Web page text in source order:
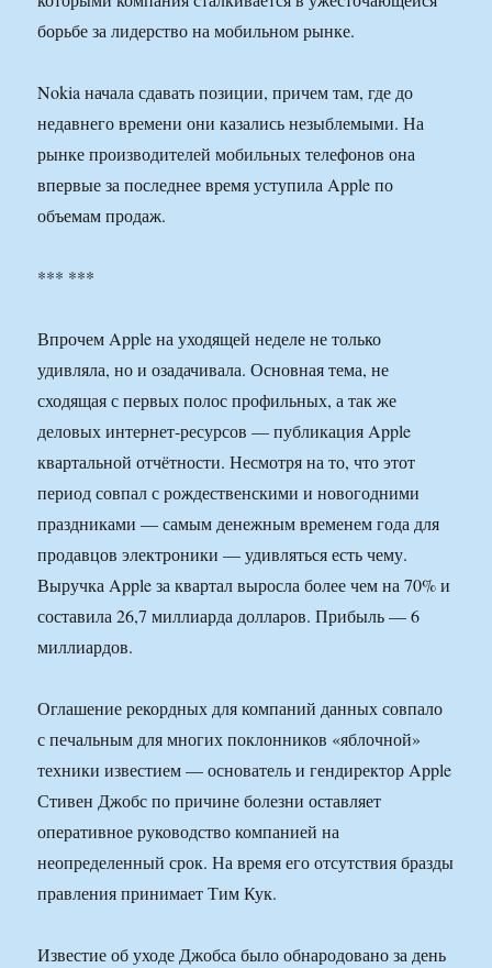
борьбе за лидерство на мобильном рынке.
Nokia начала сдавать позиции, причем там, где до
недавнего времени они казались незыблемыми. На
рынке производителей мобильных телефонов она
впервые за последнее время уступила Apple по
объемам продаж.
*** ***
Впрочем Apple на уходящей неделе не только
удивляла, но и озадачивала. Основная тема, не
сходящая с первых полос профильных, а так же
деловых интернет-ресурсов — публикация Apple
квартальной отчётности. Несмотря на то, что этот
период совпал с рождественскими и новогодними
праздниками — самым денежным временем года для
продавцов электроники — удивляться есть чему.
Выручка Apple за квартал выросла более чем на 70% и
составила 26,7 миллиарда долларов. Прибыль — 6
миллиардов.
Оглашение рекордных для компаний данных совпало
с печальным для многих поклонников «яблочной»
техники известием — основатель и гендиректор Apple
Стивен Джобс по причине болезни оставляет
оперативное руководство компанией на
неопределенный срок. На время его отсутствия бразды
правления принимает Тим Кук.
Известие об уходе Джобса было обнародовано за день